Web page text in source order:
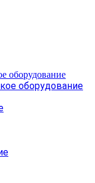
оборудование